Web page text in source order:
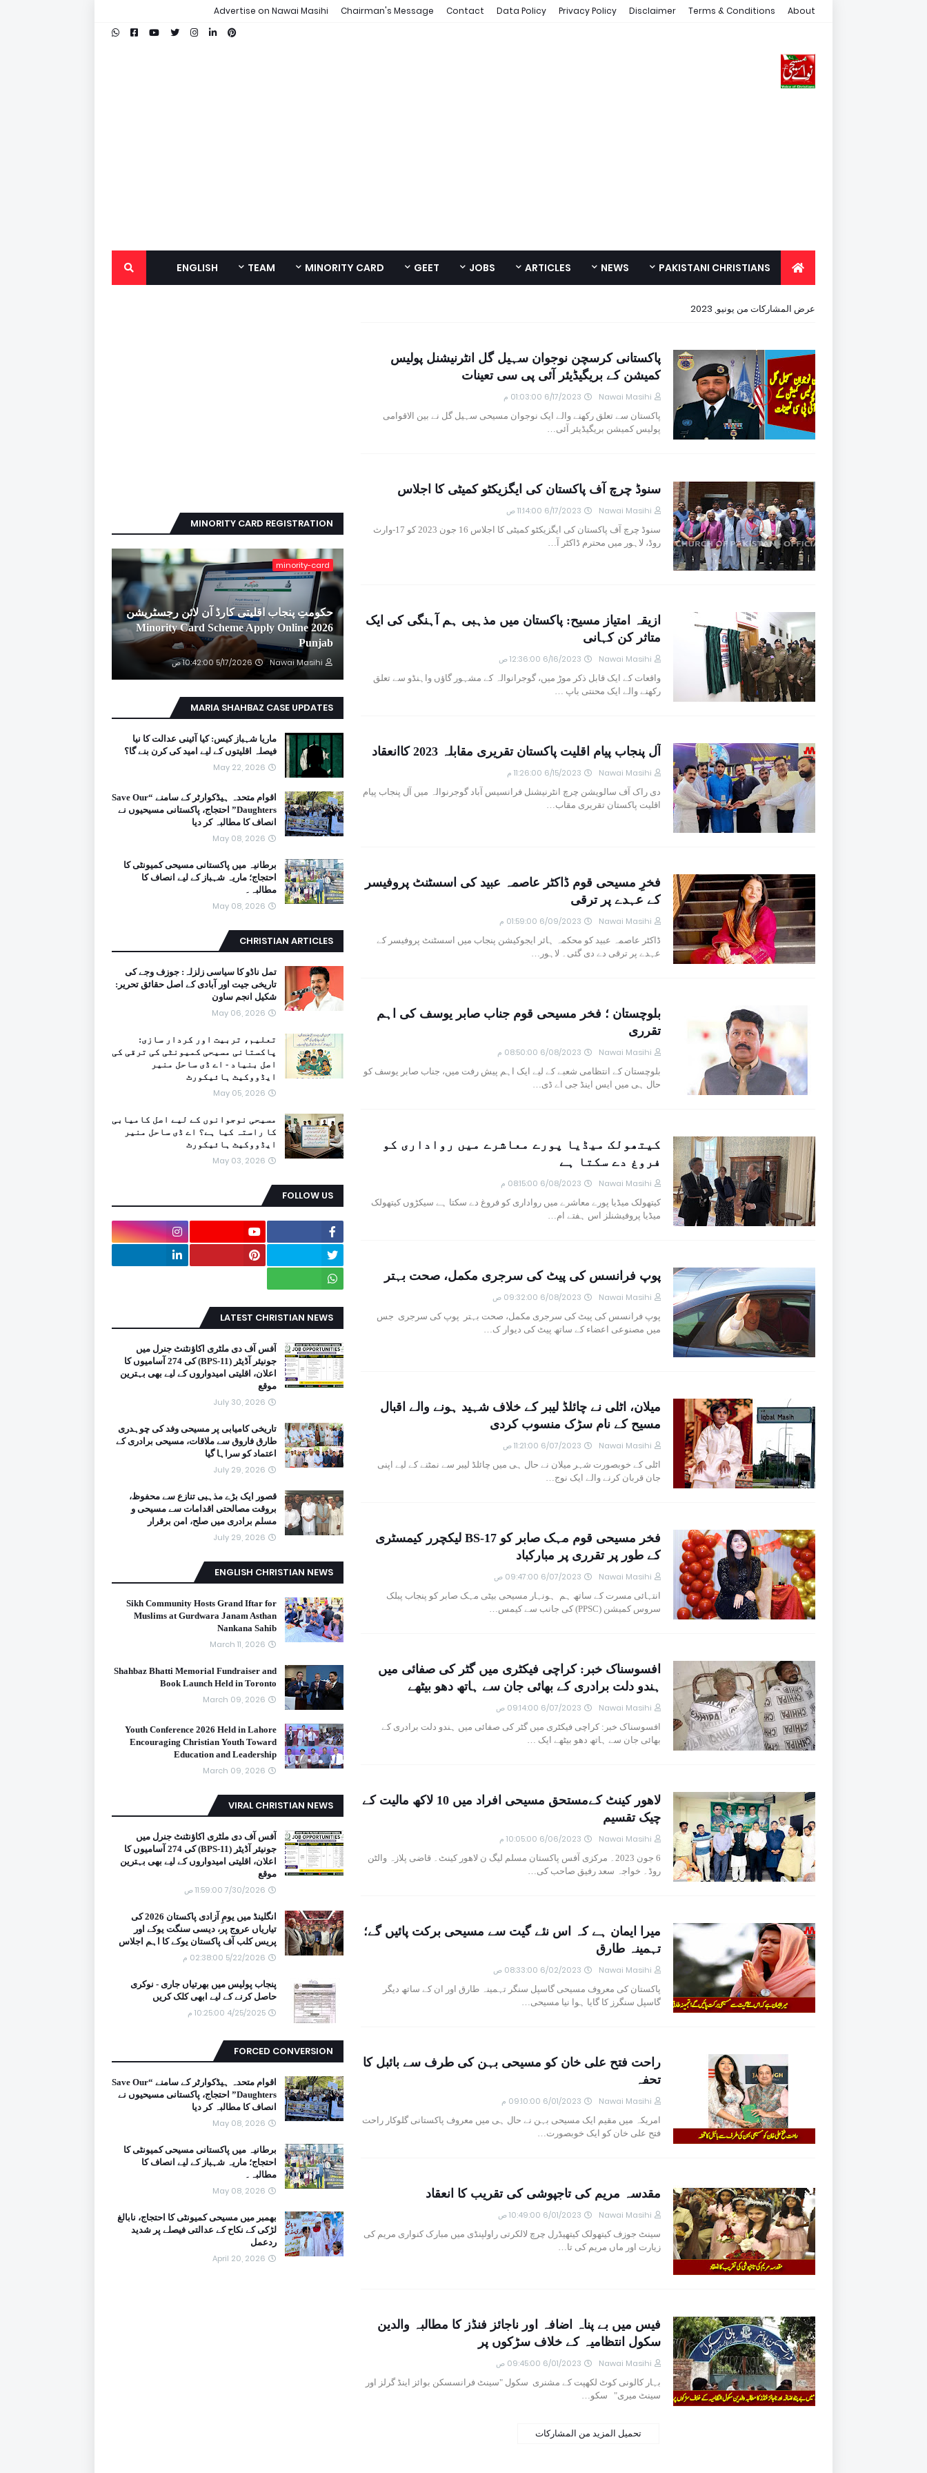
About
Terms & Conditions
Disclaimer
Privacy Policy
Data Policy
Contact
Chairman's Message
Advertise on Nawai Masihi
PAKISTANI CHRISTIANS
NEWS
ARTICLES
JOBS
GEET
MINORITY CARD
TEAM
ENGLISH
FOR YOUTH
عرض المشاركات من يونيو, 2023
پاکستانی کرسچن نوجوان سہیل گل انٹرنیشنل پولیس
کمیشن کے بریگیڈیئر آئی پی سی تعینات
Nawai Masihi 6/17/2023 01:03:00 م
پاکستان سے تعلق رکھنے والے ایک نوجوان مسیحی سہیل گل نے بین الاقوامی
پولیس کمیشن بریگیڈیئر آئی…
سنوڈ چرچ آف پاکستان کی ایگزیکٹو کمیٹی کا اجلاس
Nawai Masihi 6/17/2023 11:14:00 ص
سنوڈ چرچ آف پاکستان کی ایگزیکٹو کمیٹی کا اجلاس 16 جون 2023 کو 17-وارث
روڈ، لاہور میں محترم ڈاکٹر آ…
ازیقہ امتیاز مسیح: پاکستان میں مذہبی ہم آہنگی کی ایک
متاثر کن کہانی
Nawai Masihi 6/16/2023 12:36:00 ص
واقعات کے ایک قابل ذکر موڑ میں، گوجرانوالہ کے مشہور گاؤں واہنڈو سے تعلق
رکھنے والے ایک محنتی باپ …
آل پنجاب پیام اقلیت پاکستان تقریری مقابلہ 2023 کاانعقاد
Nawai Masihi 6/15/2023 11:26:00 م
دی راک آف سالویشن چرچ انٹرنیشنل فرانسیس آباد گوجرنوالہ میں آل پنجاب پیام
اقلیت پاکستان تقریری مقاب…
فخرِ مسیحی قوم ڈاکٹر عاصمہ عبید کی اسسٹنٹ پروفیسر
کے عہدے پر ترقی
Nawai Masihi 6/09/2023 01:59:00 م
ڈاکٹر عاصمہ عبید کو محکمہ ہائر ایجوکیشن پنجاب میں اسسٹنٹ پروفیسر کے
عہدے پر ترقی دے دی گئی۔ لاہور…
بلوچستان ؛ فخر مسیحی قوم جناب صابر یوسف کی اہم
تقرری
Nawai Masihi 6/08/2023 08:50:00 م
بلوچستان کے انتظامی شعبے کے لیے ایک اہم پیش رفت میں، جناب صابر یوسف کو
حال ہی میں ایس اینڈ جی اے ڈی…
کیتھولک میڈیا پورے معاشرے میں رواداری کو
فروغ دے سکتا ہے
Nawai Masihi 6/08/2023 08:15:00 م
کیتھولک میڈیا پورے معاشرے میں رواداری کو فروغ دے سکتا ہے سیکڑوں کیتھولک
میڈیا پروفیشنلز اس ہفتے ام…
پوپ فرانسس کی پیٹ کی سرجری مکمل، صحت بہتر
Nawai Masihi 6/08/2023 09:32:00 ص
پوپ فرانسس کی پیٹ کی سرجری مکمل، صحت بہتر پوپ کی سرجری جس
میں مصنوعی اعضاء کے ساتھ پیٹ کی دیوار ک…
میلان، اٹلی نے چائلڈ لیبر کے خلاف شہید ہونے والے اقبال
مسیح کے نام سڑک منسوب کردی
Nawai Masihi 6/07/2023 11:21:00 ص
اٹلی کے خوبصورت شہر میلان نے حال ہی میں چائلڈ لیبر سے نمٹنے کے لیے اپنی
جان قربان کرنے والے ایک نوج…
فخر مسیحی قوم مہک صابر کو BS-17 لیکچرر کیمسٹری
کے طور پر تقرری پر مبارکباد
Nawai Masihi 6/07/2023 09:47:00 ص
انتہائی مسرت کے ساتھ ہم ہونہار مسیحی بیٹی مہک صابر کو پنجاب پبلک
سروس کمیشن (PPSC) کی جانب سے کیمس…
افسوسناک خبر: کراچی فیکٹری میں گٹر کی صفائی میں
ہندو دلت برادری کے بھائی جان سے ہاتھ دھو بیٹھے
Nawai Masihi 6/07/2023 09:14:00 ص
افسوسناک خبر: کراچی فیکٹری میں گٹر کی صفائی میں ہندو دلت برادری کے
بھائی جان سے ہاتھ دھو بیٹھے ایک …
لاھور کینٹ کےمستحق مسیحی افراد میں 10 لاکھ مالیت کے
چیک تقسیم
Nawai Masihi 6/06/2023 10:05:00 م
6 جون 2023۔ مرکزی آفس پاکستان مسلم لیگ ن لاھور کینٹ۔ قاضی پلازہ والٹن
روڈ۔ خواجہ سعد رفیق صاحب کی…
میرا ایمان ہے کہ اس نئے گیت سے مسیحی برکت پائیں گے؛
تہمینہ طارق
Nawai Masihi 6/02/2023 08:33:00 ص
پاکستان کی معروف مسیحی گاسپل سنگر تہمینہ طارق اور ان کے ساتھ دیگر
گاسپل سنگرز کا گایا ہوا نیا مسیحی…
راحت فتح علی خان کو مسیحی بہن کی طرف سے بائبل کا
تحفہ
Nawai Masihi 6/01/2023 09:10:00 م
امریکہ میں مقیم ایک مسیحی بہن نے حال ہی میں معروف پاکستانی گلوکار راحت
فتح علی خان کو ایک خوبصورت…
مقدسہ مریم کی تاجپوشی کی تقریب کا انعقاد
Nawai Masihi 6/01/2023 10:49:00 ص
سینٹ جوزف کیتھولک کیتھیڈرل چرچ لالکرتی راولپنڈی میں مبارک کنواری مریم کی
زیارت اور ماں مریم کی تا…
فیس میں بے پناہ اضافہ اور ناجائز فنڈز کا مطالبہ والدین
سکول انتظامیہ کے خلاف سڑکوں پر
Nawai Masihi 6/01/2023 09:45:00 ص
بہار کالونی کوٹ لکھپت کے مشنری سکول "سینٹ فرانسسکن بوائز اینڈ گرلز اور
سینٹ میری" سکو…
تحميل المزيد من المشاركات
MINORITY CARD REGISTRATION
minority-card
حکومتِ پنجاب اقلیتی کارڈ آن لائن رجسٹریشن
2026 Minority Card Scheme Apply Online
Punjab
Nawai Masihi 5/17/2026 10:42:00 ص
MARIA SHAHBAZ CASE UPDATES
ماریا شہباز کیس: کیا آئینی عدالت کا نیا
فیصلہ اقلیتوں کے لیے امید کی کرن بنے گا؟
May 22, 2026
اقوام متحدہ ہیڈکوارٹر کے سامنے “Save Our
Daughters” احتجاج، پاکستانی مسیحیوں نے
انصاف کا مطالبہ کر دیا
May 08, 2026
برطانیہ میں پاکستانی مسیحی کمیونٹی کا
احتجاج؛ ماریہ شہباز کے لیے انصاف کا
مطالبہ۔
May 08, 2026
CHRISTIAN ARTICLES
تمل ناڈو کا سیاسی زلزلہ: جوزف وجے کی
تاریخی جیت اور آبادی کے اصل حقائق تحریر:
شکیل انجم ساون
May 06, 2026
تعلیم، تربیت اور کردار سازی:
پاکستانی مسیحی کمیونٹی کی ترقی کی
اصل بنیاد - اے ڈی ساحل منیر
ایڈووکیٹ ہائیکورٹ
May 05, 2026
مسیحی نوجوانوں کے لیے اصل کامیابی
کا راستہ کیا ہے؟ اے ڈی ساحل منیر
ایڈووکیٹ ہائیکورٹ
May 03, 2026
FOLLOW US
LATEST CHRISTIAN NEWS
آفس آف دی ملٹری اکاؤنٹنٹ جنرل میں
جونیئر آڈیٹر (BPS-11) کی 274 آسامیوں کا
اعلان، اقلیتی امیدواروں کے لیے بھی بہترین
موقع
July 30, 2026
تاریخی کامیابی پر مسیحی وفد کی چوہدری
طارق فاروق سے ملاقات، مسیحی برادری کے
اعتماد کو سراہا گیا
July 29, 2026
قصور ایک بڑے مذہبی تنازع سے محفوظ،
بروقت مصالحتی اقدامات سے مسیحی و
مسلم برادری میں صلح، امن برقرار
July 29, 2026
ENGLISH CHRISTIAN NEWS
Sikh Community Hosts Grand Iftar for
Muslims at Gurdwara Janam Asthan
Nankana Sahib
March 11, 2026
Shahbaz Bhatti Memorial Fundraiser and
Book Launch Held in Toronto
March 09, 2026
Youth Conference 2026 Held in Lahore
Encouraging Christian Youth Toward
Education and Leadership
March 09, 2026
VIRAL CHRISTIAN NEWS
آفس آف دی ملٹری اکاؤنٹنٹ جنرل میں
جونیئر آڈیٹر (BPS-11) کی 274 آسامیوں کا
اعلان، اقلیتی امیدواروں کے لیے بھی بہترین
موقع
7/30/2026 11:59:00 ص
انگلینڈ میں یومِ آزادی پاکستان 2026 کی
تیاریاں عروج پر، دیسی سنگت یوکے اور
پریس کلب آف پاکستان یوکے کا اہم اجلاس
5/22/2026 02:38:00 م
پنجاب پولیس میں بھرتیاں جاری - نوکری
حاصل کرنے کے لیے ابھی کلک کریں
4/25/2025 10:25:00 م
FORCED CONVERSION
اقوام متحدہ ہیڈکوارٹر کے سامنے “Save Our
Daughters” احتجاج، پاکستانی مسیحیوں نے
انصاف کا مطالبہ کر دیا
May 08, 2026
برطانیہ میں پاکستانی مسیحی کمیونٹی کا
احتجاج؛ ماریہ شہباز کے لیے انصاف کا
مطالبہ۔
May 08, 2026
بھمبر میں مسیحی کمیونٹی کا احتجاج، نابالغ
لڑکی کے نکاح کے عدالتی فیصلے پر شدید
ردعمل
April 20, 2026